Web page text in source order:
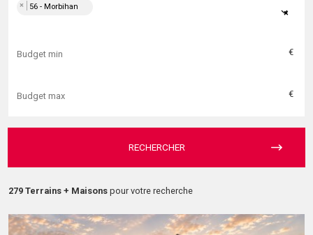
×
× 56 - Morbihan
€
€
RECHERCHER
279 Terrains + Maisons pour votre recherche